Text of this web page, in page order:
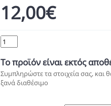
12,00€
Το προϊόνείναι εκτός
Συμπληρώστε τα στοιχεία σας, και
ξανά διαθέσιμο